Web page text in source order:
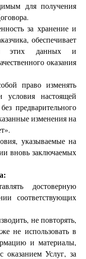
для получения
за хранение и
обеспечивает
этих данных и
оказания
право изменять
условия настоящей
предварительного
изменения на
указываемые на
вновь заключаемых
достоверную
соответствующих
не повторять,
не использовать в
и материалы,
Услуг, за